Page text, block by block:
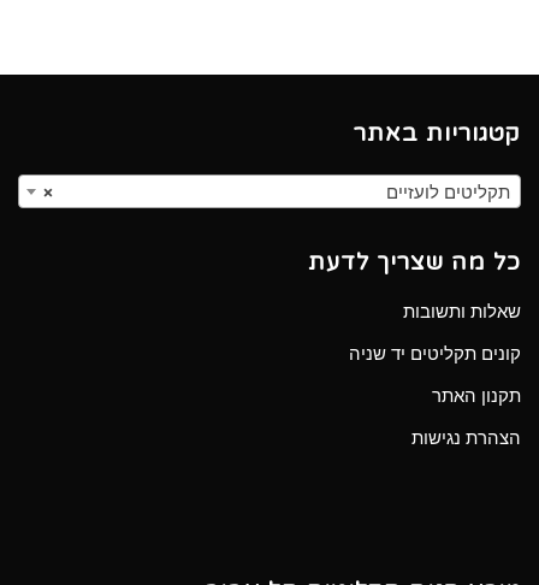
קטגוריות באתר
× תקליטים לועזיים
כל מה שצריך לדעת
שאלות ותשובות
קונים תקליטים יד שניה
תקנון האתר
הצהרת נגישות